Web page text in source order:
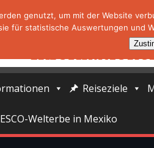
Reiseziele
Welterbe in Mexiko
genutzt, um mit der Website
für statistische Auswertungen und